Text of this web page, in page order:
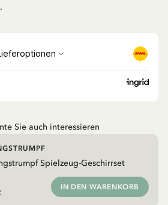
Sie auch interessieren
Spielzeug-Geschirrset
IN DEN WARENKORB